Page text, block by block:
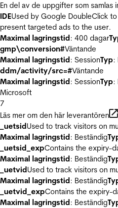
En del av de uppgifter som
IDEUsed by Google DoubleClick
present targeted ads to the user.
Maximal lagringstid: 400 dagar
gmp\conversion#Väntande
Maximal lagringstid: SessionTyp:
ddm/activity/src=#Väntande
Maximal lagringstid: SessionTyp:
Microsoft
7
Läs mer om den här leverantören
_uetsidUsed to track visitors on
Maximal lagringstid: Beständig
_uetsid_expContains the expiry-
Maximal lagringstid: Beständig
_uetvidUsed to track visitors on
Maximal lagringstid: Beständig
_uetvid_expContains the expiry-
Maximal lagringstid: Beständig